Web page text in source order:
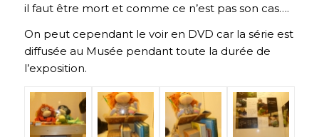
il faut être mort et comme ce n’est pas son cas….
On peut cependant le voir en DVD car la série est
diffusée au Musée pendant toute la durée de
l’exposition.